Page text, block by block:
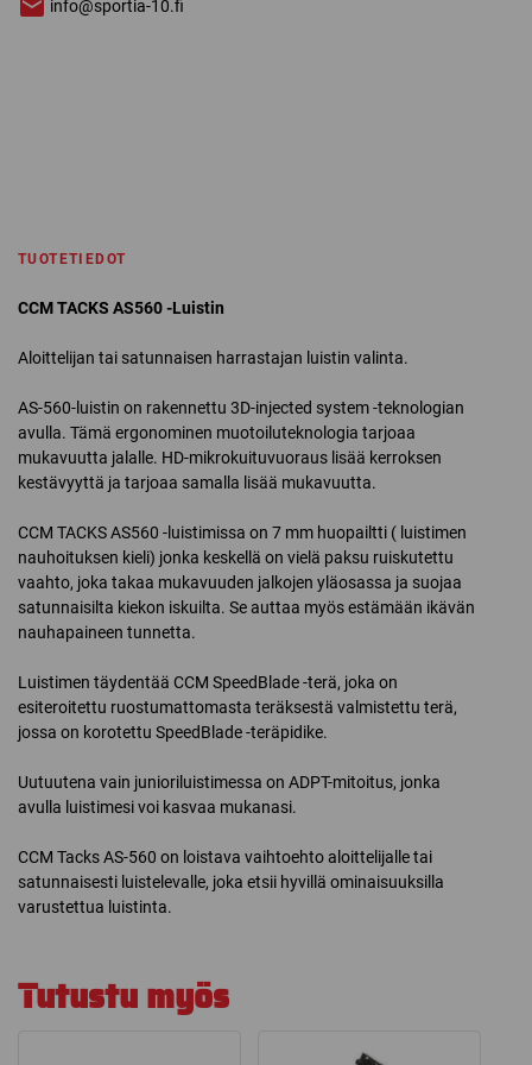
info@sportia-10.fi
TUOTETIEDOT
CCM TACKS AS560 -Luistin
Aloittelijan tai satunnaisen harrastajan luistin valinta.
AS-560-luistin on rakennettu 3D-injected system -teknologian
avulla. Tämä ergonominen muotoiluteknologia tarjoaa
mukavuutta jalalle. HD-mikrokuituvuoraus lisää kerroksen
kestävyyttä ja tarjoaa samalla lisää mukavuutta.
CCM TACKS AS560 -luistimissa on 7 mm huopailtti ( luistimen
nauhoituksen kieli) jonka keskellä on vielä paksu ruiskutettu
vaahto, joka takaa mukavuuden jalkojen yläosassa ja suojaa
satunnaisilta kiekon iskuilta. Se auttaa myös estämään ikävän
nauhapaineen tunnetta.
Luistimen täydentää CCM SpeedBlade -terä, joka on
esiteroitettu ruostumattomasta teräksestä valmistettu terä,
jossa on korotettu SpeedBlade -teräpidike.
Uutuutena vain junioriluistimessa on ADPT-mitoitus, jonka
avulla luistimesi voi kasvaa mukanasi.
CCM Tacks AS-560 on loistava vaihtoehto aloittelijalle tai
satunnaisesti luistelevalle, joka etsii hyvillä ominaisuuksilla
varustettua luistinta.
Tutustu myös